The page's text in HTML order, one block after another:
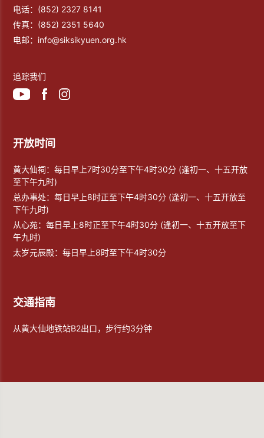
电话： (852) 2327 8141
传真： (852) 2351 5640
电邮： info@siksikyuen.org.hk
追踪我们
开放时间
黄大仙祠：每日早上7时30分至下午4时30分 (逢初一、十五开放
至下午九时)
总办事处：每日早上8时正至下午4时30分 (逢初一、十五开放至
下午九时)
从心苑：每日早上8时正至下午4时30分 (逢初一、十五开放至下
午九时)
太岁元辰殿：每日早上8时至下午4时30分
交通指南
从黄大仙地铁站B2出口，步行约3分钟